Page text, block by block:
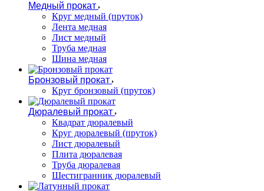
Медный прокат
Круг медный (пруток)
Лента медная
Лист медный
Труба медная
Шина медная
Бронзовый прокат
Круг бронзовый (пруток)
Дюралевый прокат
Квадрат дюралевый
Круг дюралевый (пруток)
Лист дюралевый
Плита дюралевая
Труба дюралевая
Шестигранник дюралевый